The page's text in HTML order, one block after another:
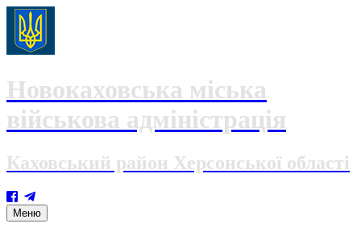
Новокаховська міська
військова адміністрація
Каховський район Херсонської області
Меню Skip
to